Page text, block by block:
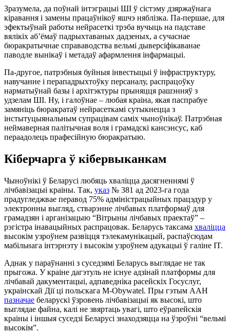
Зразумела, да поўнай інтэграцыі ШІ ў сістэму дзяржаўнага
кіравання і замены працаўнікоў яшчэ няблізка. Па-першае, для
эфектыўнай работы нейрасеткі трэба вучыць на падставе
вялікіх аб’ёмаў падрыхтаваных дадзеных, а сучаснае
бюракратычнае справаводства вельмі дыверсіфікаванае
паводле вынікаў і метадаў афармлення інфармацыі.
Па-другое, патрэбныя буйныя інвестыцыі ў інфраструктуру,
навучанне і перападрыхтоўку персаналу, распрацоўку
нарматыўнай базы і архітэктуры прыняцця рашэнняў з
удзелам ШІ. Ну, і галоўнае – любая краіна, якая паспрабуе
замяніць бюракратаў нейрасеткамі сутыкнецца з
інстытуцыянальным супрацівам саміх чыноўнікаў. Патрэбная
неймаверная палітычная воля і грамадскі кансэнсус, каб
пераадолець прафесійную бюракратыю.
Кіберчарга ў кібервыканкам
Чыноўнікі ў Беларусі любяць хваліцца дасягненнямі ў
лічбавізацыі краіны. Так, указ № 381 ад 2023-га года
прадугледжвае перавод 75% адміністрацыйных працэдур у
электронны выгляд, стварэнне лічбавых платформаў для
грамадзян і арганізацыю “Вітрыны лічбавых праектаў” –
рэгістра інавацыйных распрацовак. Беларусь таксама хваліцца
высокім узроўнем развіцця тэлекамунікацый, распаўсюдам
мабільнага інтэрнэту і высокім узроўнем адукацыі ў галіне IT.
Аднак у параўнанні з суседзямі Беларусь выглядае не так
прыгожа. У краіне дагэтуль не існуе адзінай платформы для
лічбавай дакументацыі, адпаведніка расейскіх Госуслуг,
украінскай Дії ці польскага M-Obywatel. Пры гэтым ААН
пазначае беларускі ўзровень лічбавізацыі як высокі, што
выглядае файна, калі не звяртаць увагі, што еўрапейскія
краіны і іншыя суседзі Беларусі знаходзяцца на ўзроўні “вельмі
высокім”.